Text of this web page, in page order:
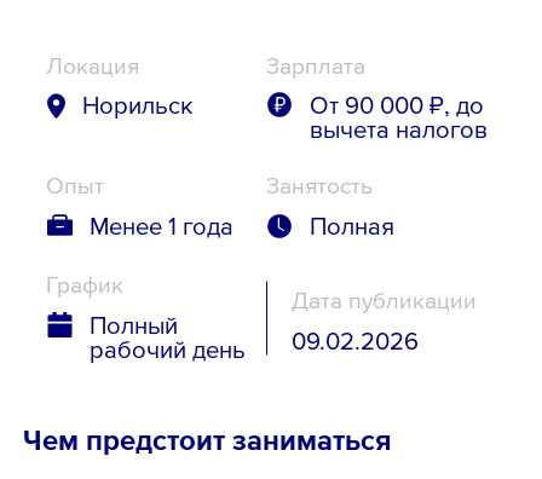
Локация
Норильск
Зарплата
От 90 000 ₽, до
вычета налогов
Опыт
Менее 1 года
Занятость
Полная
График
Полный
рабочий день
Дата публикации
09.02.2026
Чем предстоит заниматься